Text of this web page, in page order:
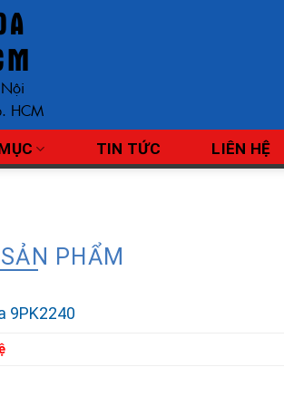
HCM
TIN TỨC LIÊN HỆ
PHẨM
9PK2240